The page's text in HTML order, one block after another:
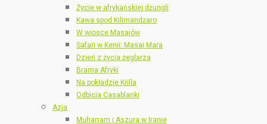
Życie w afrykańskiej dżungli
Kawa spod Kilimandżaro
W wiosce Masajów
Safari w Kenii: Masai Mara
Dzień z życia żeglarza
Brama Afryki
Na pokładzie Krilla
Odbicia Casablanki
Azja
Muharram i Aszura w Iranie